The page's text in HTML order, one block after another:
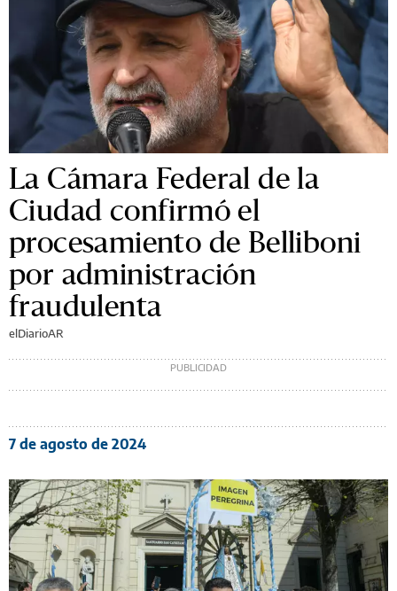
La Cámara Federal de la
Ciudad confirmó el
procesamiento de Belliboni
por administración
fraudulenta
elDiarioAR
7 de agosto de 2024